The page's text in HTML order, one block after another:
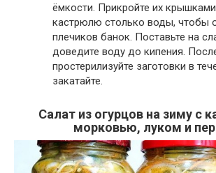
ёмкости. Прикройте их крышками
кастрюлю столько воды, чтобы
плечиков банок. Поставьте на
доведите воду до кипения.
простерилизуйте заготовки в
закатайте.
Салат из огурцов на зиму с
морковью, луком и